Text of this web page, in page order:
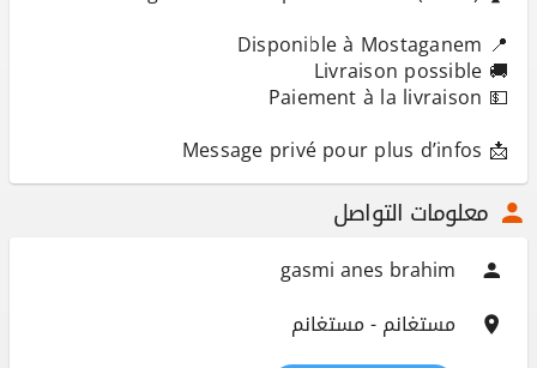
📩 Message privé pour plus d’infos
معلومات التواصل
gasmi anes brahim
مستغانم - مستغانم